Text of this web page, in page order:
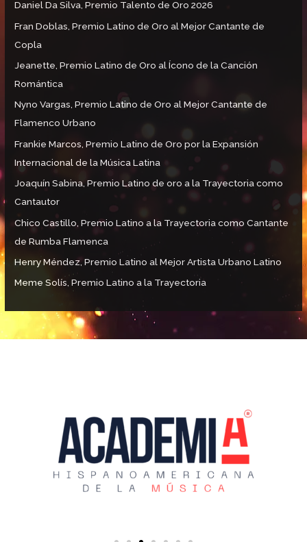
p
o
r
:
Daniel Da Silva, Premio Talento de Oro 2026
Fran Doblas, Premio Latino de Oro al Mejor Cantante de
Copla
Jeanette, Premio Latino de Oro al Ícono de la Canción
Romántica
Nyno Vargas, Premio Latino de Oro al Mejor Cantante de
Flamenco Urbano
Frankie Marcos, Premio Latino de Oro por la Expansión
Internacional de la Música Latina
Joaquín Sabina, Premio Latino de oro a la Trayectoria como
Cantautor
Chico Castillo, Premio Latino a la Trayectoria como Cantante
de Rumba Flamenca
Henry Méndez, Premio Latino al Mejor Artista Urbano Latino
Meme Solís, Premio Latino a la Trayectoria